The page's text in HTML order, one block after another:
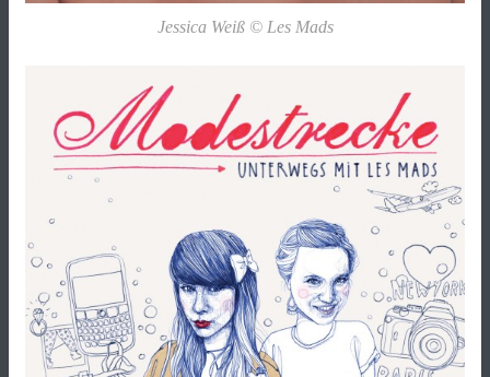
Jessica Weiß © Les Mads